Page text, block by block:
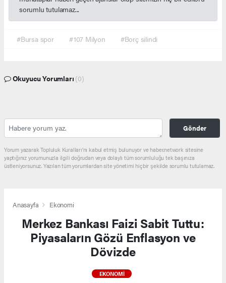
sorumlu tutulamaz...
#Bursa spor #107 Milyon #Borç silindi
Okuyucu Yorumları (0)
Gönder
Yorum yazarak Topluluk Kuralları’nı kabul etmiş bulunuyor ve haber.network sitesine
yaptığınız yorumunuzla ilgili doğrudan veya dolaylı tüm sorumluluğu tek başınıza
üstleniyorsunuz. Yazılan tüm yorumlardan site yönetimi hiçbir şekilde sorumlu tutulamaz.
Anasayfa Ekonomi
Merkez Bankası Faizi Sabit Tuttu:
Piyasaların Gözü Enflasyon ve
Dövizde
EKONOMI